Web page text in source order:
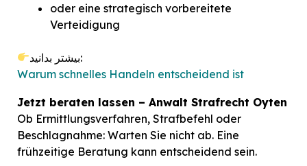
oder eine strategisch vorbereitete
Verteidigung
بیشتر بدانید:
Warum schnelles Handeln entscheidend ist
Jetzt beraten lassen – Anwalt Strafrecht Oyten
Ob Ermittlungsverfahren, Strafbefehl oder
Beschlagnahme: Warten Sie nicht ab. Eine
frühzeitige Beratung kann entscheidend sein.